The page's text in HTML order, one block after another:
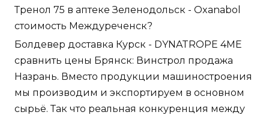
Тренол 75 в аптеке Зеленодольск - Oxanabol
стоимость Междуреченск?
Болдевер доставка Курск - DYNATROPE 4ME
сравнить цены Брянск: Винстрол продажа
Назрань. Вместо продукции машиностроения
мы производим и экспортируем в основном
сырьё. Так что реальная конкуренция между